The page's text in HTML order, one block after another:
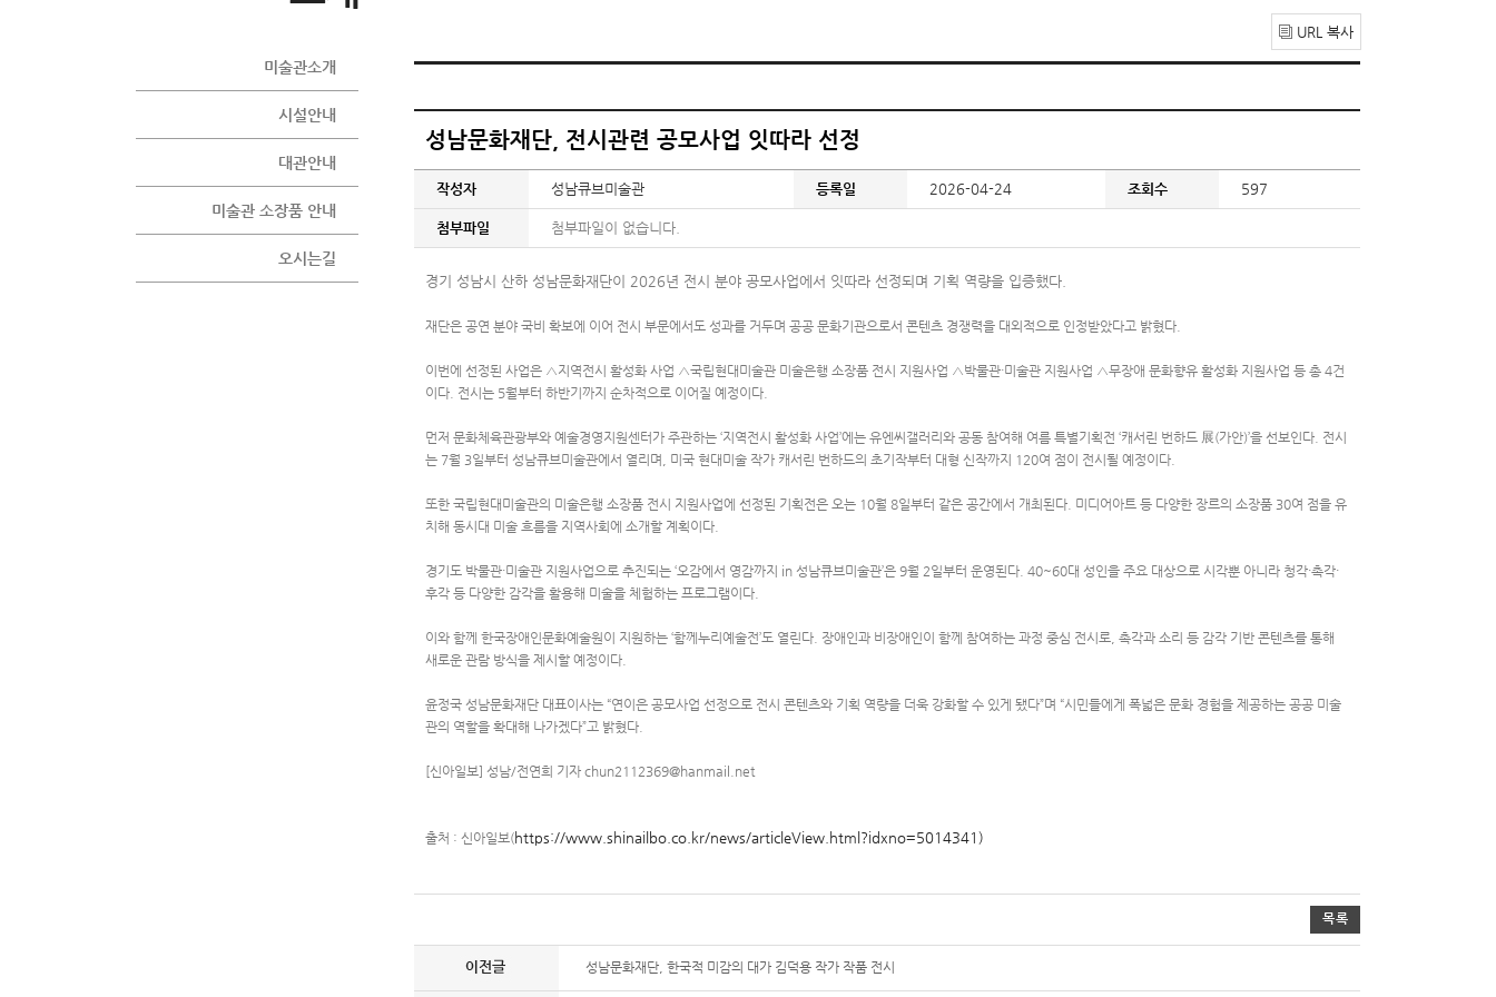
미술관소개
시설안내
대관안내
미술관 소장품 안내
오시는길
URL 복사
성남문화재단, 전시관련 공모사업 잇따라 선정
작성자 성남큐브미술관 등록일 2026-04-24 조회수 597
첨부파일 첨부파일이 없습니다.
경기 성남시 산하 성남문화재단이 2026년 전시 분야 공모사업에서 잇따라 선정되며 기획 역량을 입증했다.
재단은 공연 분야 국비 확보에 이어 전시 부문에서도 성과를 거두며 공공 문화기관으로서 콘텐츠 경쟁력을 대외적으로 인정받았다고 밝혔다.
이번에 선정된 사업은 △지역전시 활성화 사업 △국립현대미술관 미술은행 소장품 전시 지원사업 △박물관·미술관 지원사업 △무장애 문화향유 활성화 지원사업 등 총 4건
이다. 전시는 5월부터 하반기까지 순차적으로 이어질 예정이다.
먼저 문화체육관광부와 예술경영지원센터가 주관하는 ‘지역전시 활성화 사업’에는 유엔씨갤러리와 공동 참여해 여름 특별기획전 ‘캐서린 번하드 展(가안)’을 선보인다. 전시
는 7월 3일부터 성남큐브미술관에서 열리며, 미국 현대미술 작가 캐서린 번하드의 초기작부터 대형 신작까지 120여 점이 전시될 예정이다.
또한 국립현대미술관의 미술은행 소장품 전시 지원사업에 선정된 기획전은 오는 10월 8일부터 같은 공간에서 개최된다. 미디어아트 등 다양한 장르의 소장품 30여 점을 유
치해 동시대 미술 흐름을 지역사회에 소개할 계획이다.
경기도 박물관·미술관 지원사업으로 추진되는 ‘오감에서 영감까지 in 성남큐브미술관’은 9월 2일부터 운영된다. 40~60대 성인을 주요 대상으로 시각뿐 아니라 청각·촉각·
후각 등 다양한 감각을 활용해 미술을 체험하는 프로그램이다.
이와 함께 한국장애인문화예술원이 지원하는 ‘함께누리예술전’도 열린다. 장애인과 비장애인이 함께 참여하는 과정 중심 전시로, 촉각과 소리 등 감각 기반 콘텐츠를 통해
새로운 관람 방식을 제시할 예정이다.
윤정국 성남문화재단 대표이사는 “연이은 공모사업 선정으로 전시 콘텐츠와 기획 역량을 더욱 강화할 수 있게 됐다”며 “시민들에게 폭넓은 문화 경험을 제공하는 공공 미술
관의 역할을 확대해 나가겠다”고 밝혔다.
[신아일보] 성남/전연희 기자 chun2112369@hanmail.net
출처 : 신아일보(https://www.shinailbo.co.kr/news/articleView.html?idxno=5014341)
목록
성남문화재단, 한국적 미감의 대가 김덕용 작가 작품 전시